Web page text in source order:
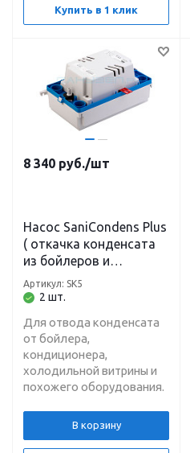
Купить в 1 клик
8 340 руб./шт
Насос SaniCondens Plus
( откачка конденсата
из бойлеров и
кондиционеров и
холодильных витрин)
2 шт.
Артикул: SK5
Для отвода конденсата
от бойлера,
кондиционера,
холодильной витрины и
похожего оборудования.
В корзину